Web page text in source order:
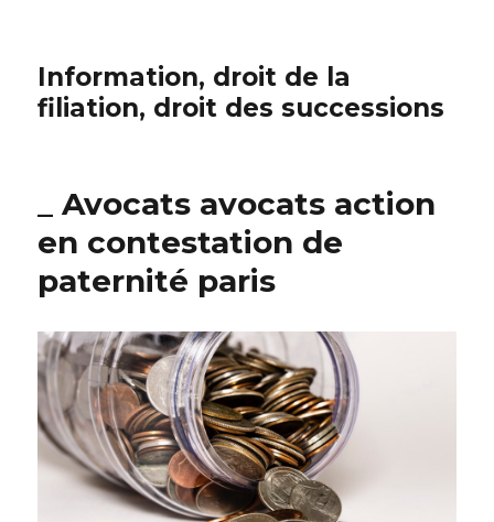
Information, droit de la
filiation, droit des successions
_ Avocats avocats action
en contestation de
paternité paris